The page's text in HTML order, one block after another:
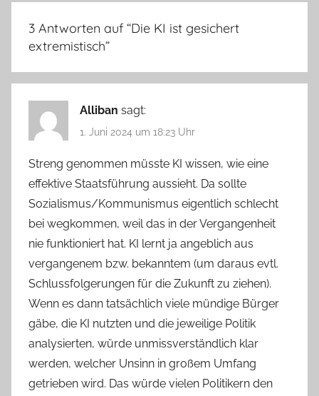
3 Antworten auf “Die KI ist gesichert
extremistisch”
Alliban sagt:
1. Juni 2024 um 18:23 Uhr
Streng genommen müsste KI wissen, wie eine
effektive Staatsführung aussieht. Da sollte
Sozialismus/Kommunismus eigentlich schlecht
bei wegkommen, weil das in der Vergangenheit
nie funktioniert hat. KI lernt ja angeblich aus
vergangenem bzw. bekanntem (um daraus evtl.
Schlussfolgerungen für die Zukunft zu ziehen).
Wenn es dann tatsächlich viele mündige Bürger
gäbe, die KI nutzten und die jeweilige Politik
analysierten, würde unmissverständlich klar
werden, welcher Unsinn in großem Umfang
getrieben wird. Das würde vielen Politikern den